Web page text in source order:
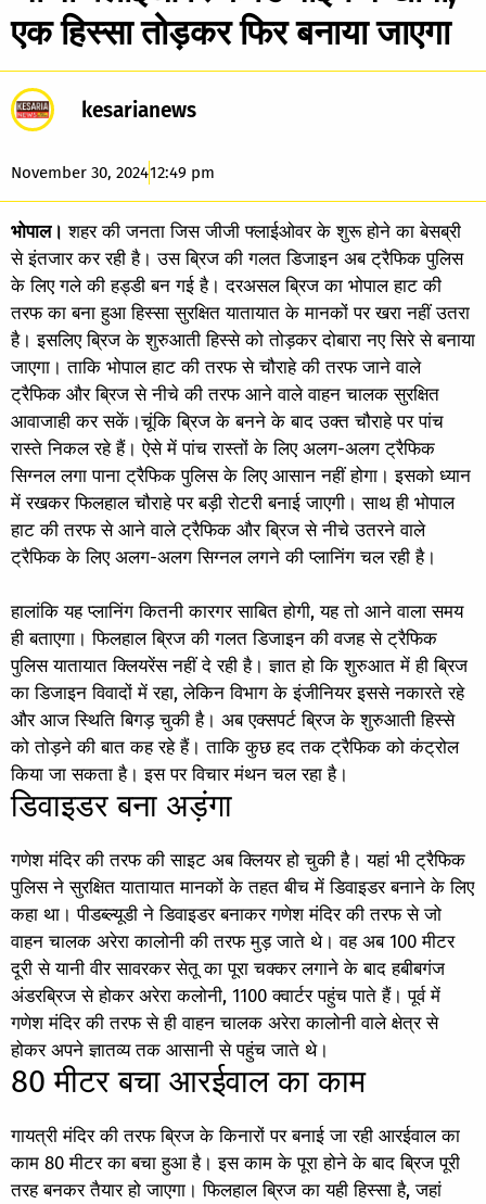
एक हिस्सा तोड़कर फिर बनाया जाएगा
kesarianews
November 30, 202412:49 pm
भोपाल। शहर की जनता जिस जीजी फ्लाईओवर के शुरू होने का बेसब्री
से इंतजार कर रही है। उस ब्रिज की गलत डिजाइन अब ट्रैफिक पुलिस
के लिए गले की हड्डी बन गई है। दरअसल ब्रिज का भोपाल हाट की
तरफ का बना हुआ हिस्सा सुरक्षित यातायात के मानकों पर खरा नहीं उतरा
है। इसलिए ब्रिज के शुरुआती हिस्से को तोड़कर दोबारा नए सिरे से बनाया
जाएगा। ताकि भोपाल हाट की तरफ से चौराहे की तरफ जाने वाले
ट्रैफिक और ब्रिज से नीचे की तरफ आने वाले वाहन चालक सुरक्षित
आवाजाही कर सकें।चूंकि ब्रिज के बनने के बाद उक्त चौराहे पर पांच
रास्ते निकल रहे हैं। ऐसे में पांच रास्तों के लिए अलग-अलग ट्रैफिक
सिग्नल लगा पाना ट्रैफिक पुलिस के लिए आसान नहीं होगा। इसको ध्यान
में रखकर फिलहाल चौराहे पर बड़ी रोटरी बनाई जाएगी। साथ ही भोपाल
हाट की तरफ से आने वाले ट्रैफिक और ब्रिज से नीचे उतरने वाले
ट्रैफिक के लिए अलग-अलग सिग्नल लगने की प्लानिंग चल रही है।
हालांकि यह प्लानिंग कितनी कारगर साबित होगी, यह तो आने वाला समय
ही बताएगा। फिलहाल ब्रिज की गलत डिजाइन की वजह से ट्रैफिक
पुलिस यातायात क्लियरेंस नहीं दे रही है। ज्ञात हो कि शुरुआत में ही ब्रिज
का डिजाइन विवादों में रहा, लेकिन विभाग के इंजीनियर इससे नकारते रहे
और आज स्थिति बिगड़ चुकी है। अब एक्सपर्ट ब्रिज के शुरुआती हिस्से
को तोड़ने की बात कह रहे हैं। ताकि कुछ हद तक ट्रैफिक को कंट्रोल
किया जा सकता है। इस पर विचार मंथन चल रहा है।
डिवाइडर बना अड़ंगा
गणेश मंदिर की तरफ की साइट अब क्लियर हो चुकी है। यहां भी ट्रैफिक
पुलिस ने सुरक्षित यातायात मानकों के तहत बीच में डिवाइडर बनाने के लिए
कहा था। पीडब्ल्यूडी ने डिवाइडर बनाकर गणेश मंदिर की तरफ से जो
वाहन चालक अरेरा कालोनी की तरफ मुड़ जाते थे। वह अब 100 मीटर
दूरी से यानी वीर सावरकर सेतू का पूरा चक्कर लगाने के बाद हबीबगंज
अंडरब्रिज से होकर अरेरा कलोनी, 1100 क्वार्टर पहुंच पाते हैं। पूर्व में
गणेश मंदिर की तरफ से ही वाहन चालक अरेरा कालोनी वाले क्षेत्र से
होकर अपने ज्ञातव्य तक आसानी से पहुंच जाते थे।
80 मीटर बचा आरईवाल का काम
गायत्री मंदिर की तरफ ब्रिज के किनारों पर बनाई जा रही आरईवाल का
काम 80 मीटर का बचा हुआ है। इस काम के पूरा होने के बाद ब्रिज पूरी
तरह बनकर तैयार हो जाएगा। फिलहाल ब्रिज का यही हिस्सा है, जहां